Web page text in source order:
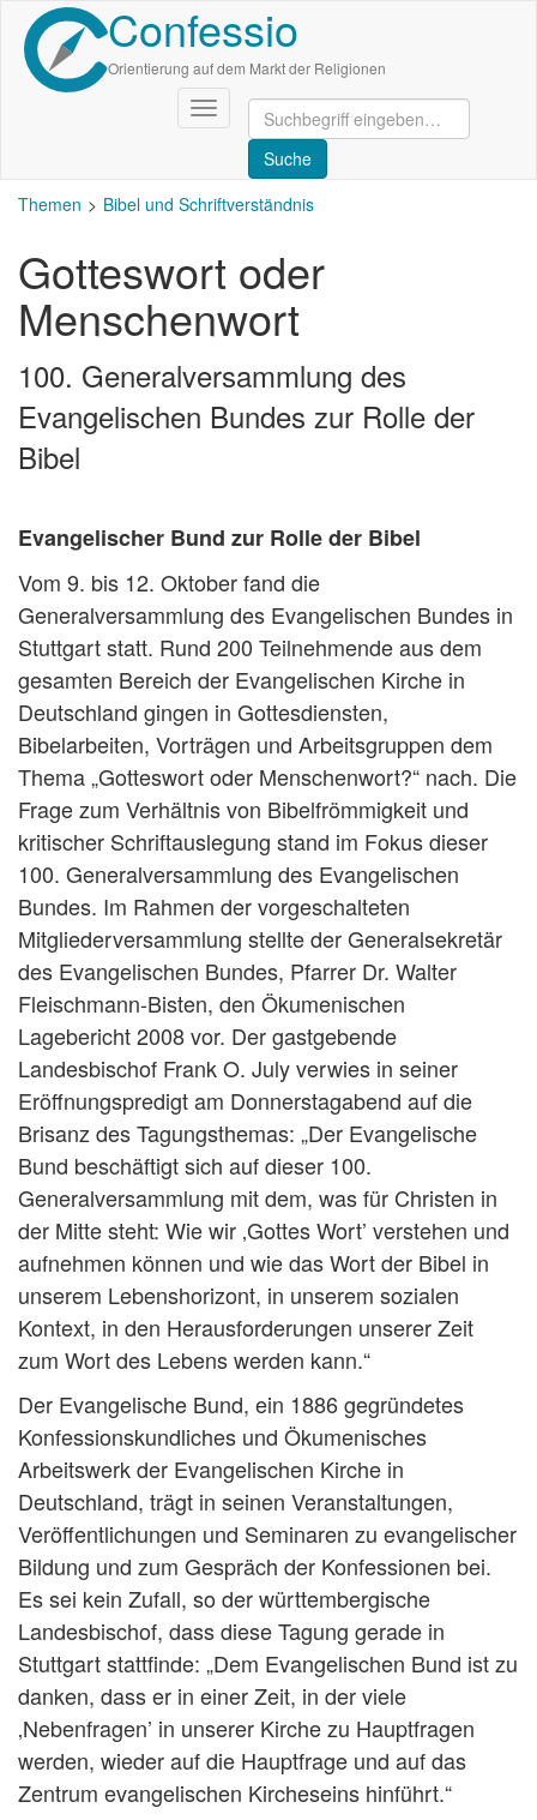
Direkt
zum
Inhalt
Confessio
Orientierung auf dem Markt der Religionen
Navigation
aktivieren/deaktivieren
Themen Bibel und Schriftverständnis
Gotteswort oder
Menschenwort
100. Generalversammlung des
Evangelischen Bundes zur Rolle der
Bibel
Evangelischer Bund zur Rolle der Bibel
Vom 9. bis 12. Oktober fand die
Generalversammlung des Evangelischen Bundes in
Stuttgart statt. Rund 200 Teilnehmende aus dem
gesamten Bereich der Evangelischen Kirche in
Deutschland gingen in Gottesdiensten,
Bibelarbeiten, Vorträgen und Arbeitsgruppen dem
Thema „Gotteswort oder Menschenwort?“ nach. Die
Frage zum Verhältnis von Bibelfrömmigkeit und
kritischer Schriftauslegung stand im Fokus dieser
100. Generalversammlung des Evangelischen
Bundes. Im Rahmen der vorgeschalteten
Mitgliederversammlung stellte der Generalsekretär
des Evangelischen Bundes, Pfarrer Dr. Walter
Fleischmann-Bisten, den Ökumenischen
Lagebericht 2008 vor. Der gastgebende
Landesbischof Frank O. July verwies in seiner
Eröffnungspredigt am Donnerstagabend auf die
Brisanz des Tagungsthemas: „Der Evangelische
Bund beschäftigt sich auf dieser 100.
Generalversammlung mit dem, was für Christen in
der Mitte steht: Wie wir ‚Gottes Wort’ verstehen und
aufnehmen können und wie das Wort der Bibel in
unserem Lebenshorizont, in unserem sozialen
Kontext, in den Herausforderungen unserer Zeit
zum Wort des Lebens werden kann.“
Der Evangelische Bund, ein 1886 gegründetes
Konfessionskundliches und Ökumenisches
Arbeitswerk der Evangelischen Kirche in
Deutschland, trägt in seinen Veranstaltungen,
Veröffentlichungen und Seminaren zu evangelischer
Bildung und zum Gespräch der Konfessionen bei.
Es sei kein Zufall, so der württembergische
Landesbischof, dass diese Tagung gerade in
Stuttgart stattfinde: „Dem Evangelischen Bund ist zu
danken, dass er in einer Zeit, in der viele
‚Nebenfragen’ in unserer Kirche zu Hauptfragen
werden, wieder auf die Hauptfrage und auf das
Zentrum evangelischen Kircheseins hinführt.“